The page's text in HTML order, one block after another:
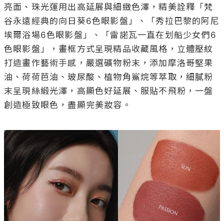
亮面、珠光運用出高延展與細緻色澤，精美詮釋「梵
谷永遠經典的向日葵6色眼影盤」、「秀拉巴黎的阿尼
埃爾浴場6色眼影盤」、「雷諾瓦一直在划船少女們6
色眼影盤」，畫框方式呈現精品收藏風格，立體壓紋
打造畫作藝術手感，嚴選礦物粉末，添加摩洛哥堅果
油、荷荷芭油、玻尿酸、植物角鯊烷等萃取，細膩粉
末呈現絲緞光澤，高顯色好延展、服貼不飛粉，一盤
創造極致眼色，盡顯完美妝容。